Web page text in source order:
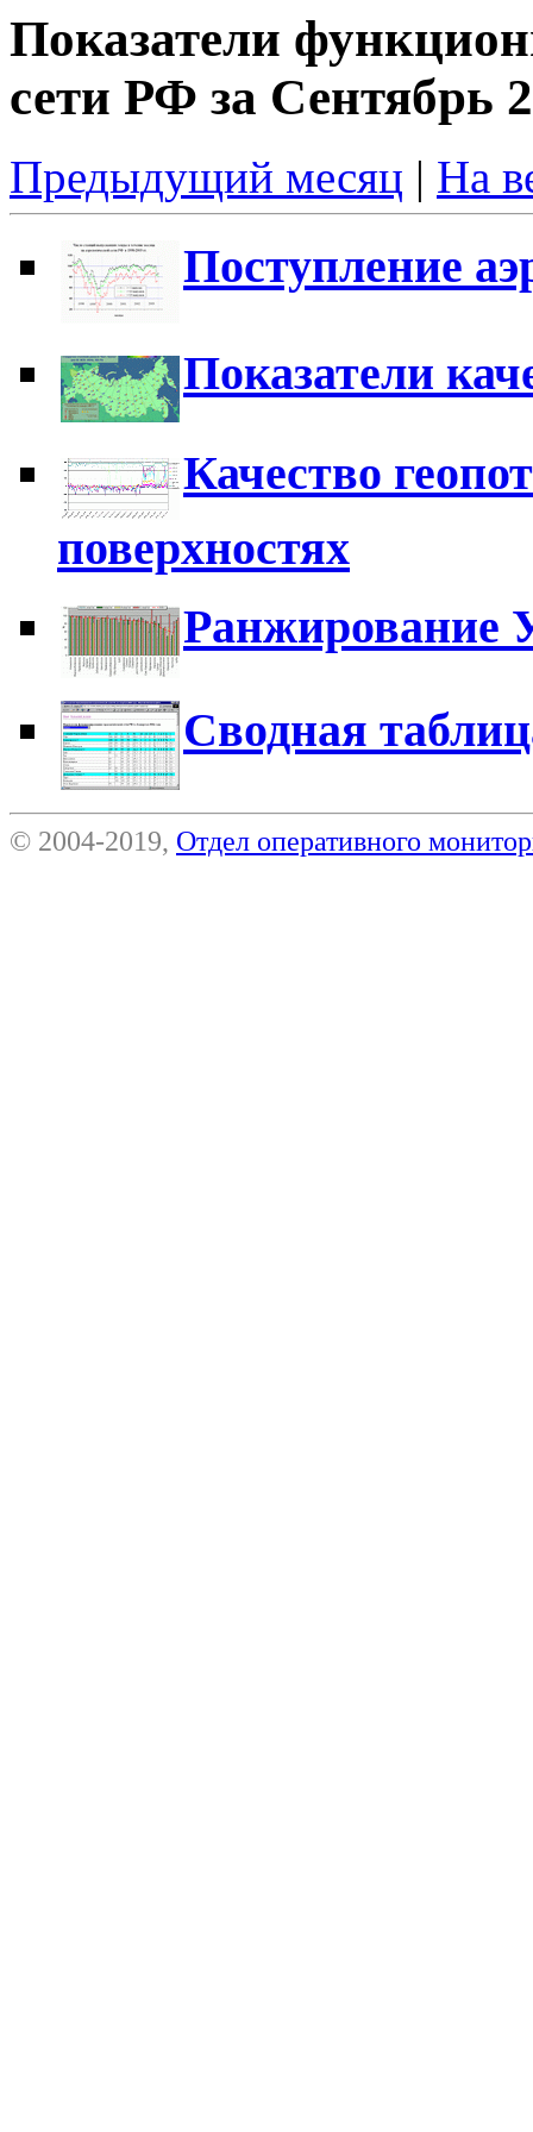
Показатели
сети РФ за Сентябрь
Предыдущий месяц | На
Поступление
Показатели
Качество
поверхностях
Ранжирование
Сводная
© 2004-2019, Отдел оперативного